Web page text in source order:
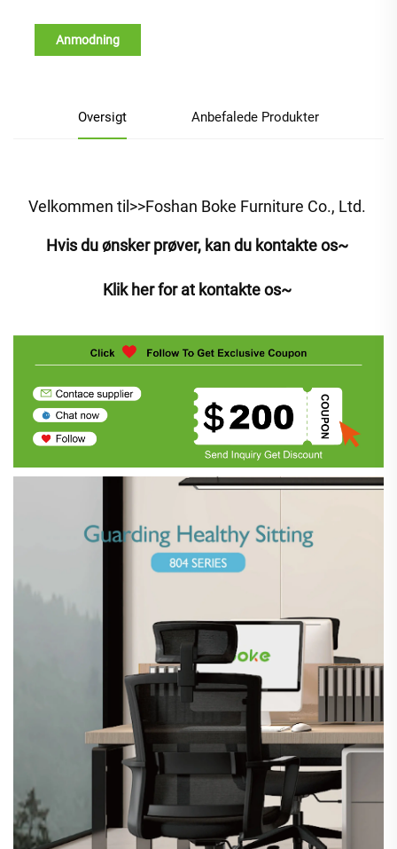
Anmodning
Oversigt Anbefalede Produkter
Velkommen til>>Foshan Boke Furniture Co., Ltd.
Hvis du ønsker prøver, kan du kontakte os~
Klik her for at kontakte os~